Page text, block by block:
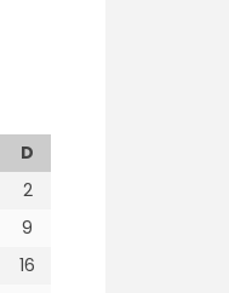
D
2
9
16